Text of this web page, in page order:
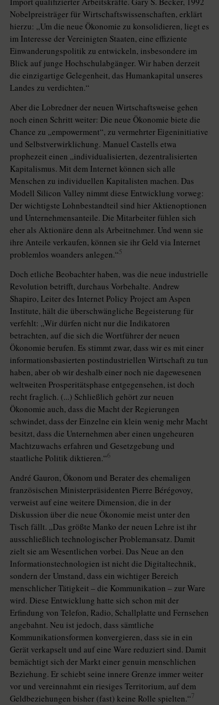
Nobelpreisträger für Wirtschaftswissenschaften, erklärt
hierzu: „Um die neue Ökonomie zu konsolidieren, liegt es
im Interesse der Vereinigten Staaten, eine effiziente
Einwanderungspolitik zu entwickeln, insbesondere im
Blick auf junge Hochschulabgänger. Wir haben derzeit
die einzigartige Gelegenheit, das Humankapital unseres
Landes zu verdichten.“
Aber die Lobredner der neuen Wirtschaftsweise gehen
noch einen Schritt weiter: Die neue Ökonomie biete die
Chance zu „empowerment“, zu vermehrter Eigeninitiative
und Selbstverwirklichung. Manuel Castells etwa
prophezeit einen „individualisierten, dezentralisierten
Kapitalismus. Mit dem Internet können sich alle
Menschen zu individuellen Kapitalisten machen. Das
Modell Silicon Valley nimmt diese Entwicklung vorweg:
Der wichtigste Lohnbestandteil sind hier Aktienoptionen
und Unternehmensanteile. Die Mitarbeiter fühlen sich
eher als Aktionäre denn als Arbeitnehmer. Und wenn sie
ihre Anteile verkaufen, können sie ihr Geld via Internet
problemlos woanders anlegen.“5
Doch etliche Beobachter haben, was die neue industrielle
Revolution betrifft, durchaus Vorbehalte. Andrew
Shapiro, Leiter des Internet Policy Project am Aspen
Institute, hält die überschwängliche Begeisterung für
verfehlt: „Wir dürfen nicht nur die Indikatoren
betrachten, auf die sich die Wortführer der neuen
Ökonomie berufen. Es stimmt zwar, dass wir es mit einer
informationsbasierten postindustriellen Wirtschaft zu tun
haben, aber ob wir deshalb einer noch nie dagewesenen
weltweiten Prosperitätsphase entgegensehen, ist doch
recht fraglich. (...) Schließlich gehört zur neuen
Ökonomie auch, dass die Macht der Regierungen
schwindet, dass der Einzelne ein klein wenig mehr Macht
besitzt, dass die Unternehmen aber einen ungeheuren
Machtzuwachs erfahren und Gesetzgebung und
staatliche Politik diktieren.“6
André Gauron, Ökonom und Berater des ehemaligen
französischen Ministerpräsidenten Pierre Bérégovoy,
verweist auf eine weitere Dimension, die in der
Diskussion über die neue Ökonomie meist unter den
Tisch fällt. „Das größte Manko der neuen Lehre ist ihr
ausschließlich technologischer Problemansatz. Damit
zielt sie am Wesentlichen vorbei. Das Neue an den
Informationstechnologien ist nicht die Digitaltechnik,
sondern der Umstand, dass ein wichtiger Bereich
menschlicher Tätigkeit – die Kommunikation – zur Ware
wird. Diese Entwicklung hatte sich schon mit der
Erfindung von Telefon, Radio, Schallplatte und Fernsehen
angebahnt. Neu ist jedoch, dass sämtliche
Kommunikationsformen konvergieren, dass sie in ein
Gerät verkapselt und auf eine Ware reduziert sind. Damit
bemächtigt sich der Markt einer genuin menschlichen
Beziehung. Er schiebt seine innere Grenze immer weiter
vor und vereinnahmt ein riesiges Territorium, auf dem
Geldbeziehungen bisher (fast) keine Rolle spielten.“7